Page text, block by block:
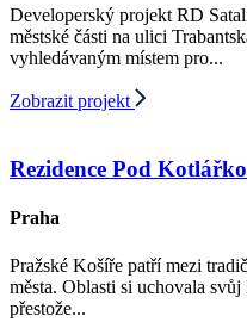
Developerský projekt RD
městské části na ulici
vyhledávaným místem pro...
Zobrazit projekt
Rezidence Pod
Praha
Pražské Košíře patří mezi
města. Oblasti si uchovala
přestože...